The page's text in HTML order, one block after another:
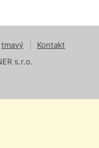
tmavý
Kontakt
s.r.o.